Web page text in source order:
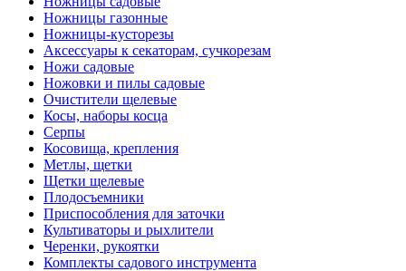
Ножницы газонные
Ножницы-кусторезы
Аксессуары к секаторам, сучкорезам
Ножи садовые
Ножовки и пилы садовые
Очистители щелевые
Косы, наборы косца
Серпы
Косовища, крепления
Метлы, щетки
Щетки щелевые
Плодосъемники
Приспособления для заточки
Культиваторы и рыхлители
Черенки, рукоятки
Комплекты садового инструмента